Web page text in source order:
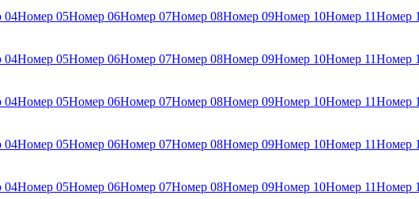
04Номер 05Номер 06Номер 07Номер 08Номер 09Номер 10Номер 11Номер
04Номер 05Номер 06Номер 07Номер 08Номер 09Номер 10Номер 11Номер
04Номер 05Номер 06Номер 07Номер 08Номер 09Номер 10Номер 11Номер
04Номер 05Номер 06Номер 07Номер 08Номер 09Номер 10Номер 11Номер
04Номер 05Номер 06Номер 07Номер 08Номер 09Номер 10Номер 11Номер